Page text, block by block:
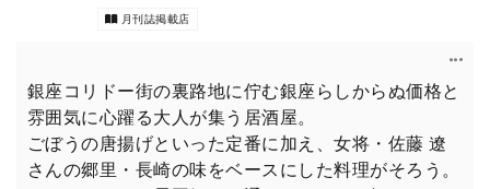
月刊誌掲載店
銀座コリドー街の裏路地に佇む銀座らしからぬ価格と
雰囲気に心躍る大人が集う居酒屋。
ごぼうの唐揚げといった定番に加え、女将・佐藤 遼
さんの郷里・長崎の味をベースにした料理がそろう。